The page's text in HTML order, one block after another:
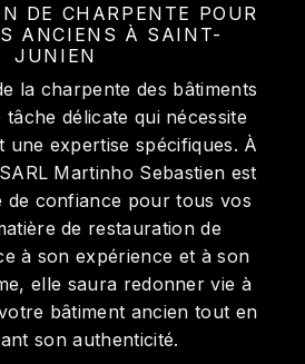
DE CHARPENTE POUR
ANCIENS À SAINT-
JUNIEN
la charpente des bâtiments
délicate qui nécessite
une expertise spécifiques. À
Martinho Sebastien est
de confiance pour tous vos
de restauration de
à son expérience et à son
elle saura redonner vie à
bâtiment ancien tout en
son authenticité.